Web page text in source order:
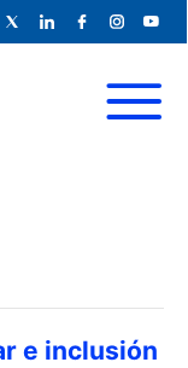
e inclusión